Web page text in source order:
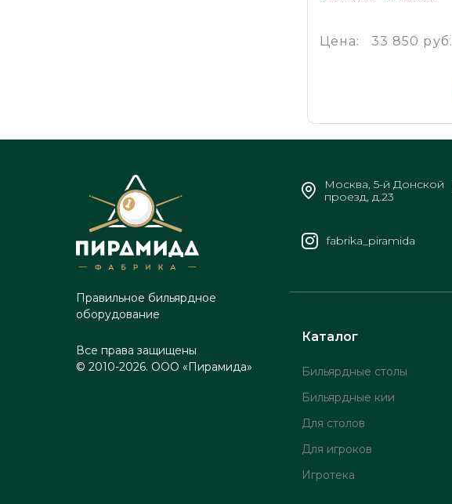
Цена: 33 850 руб.
Правильное бильярдное
оборудование
Все права защищены
© 2010-2026. ООО «Пирамида»
Москва, 5-й Донской
проезд, д.23
fabrika_piramida
Каталог
Бильярдные столы
Бильярдные кии
Для столов
Для игроков
Игротека